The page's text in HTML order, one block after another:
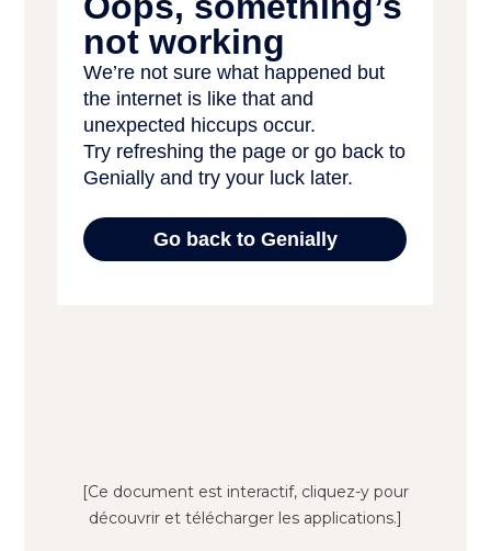
[Ce document est interactif, cliquez-y pour
découvrir et télécharger les applications.]